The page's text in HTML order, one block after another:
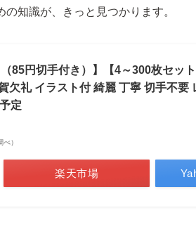
知識が、きっと見つかります。
85円切手付き）】【4～300枚セッ
欠礼 イラスト付 綺麗 丁寧 切手不要
定
）
楽天市場